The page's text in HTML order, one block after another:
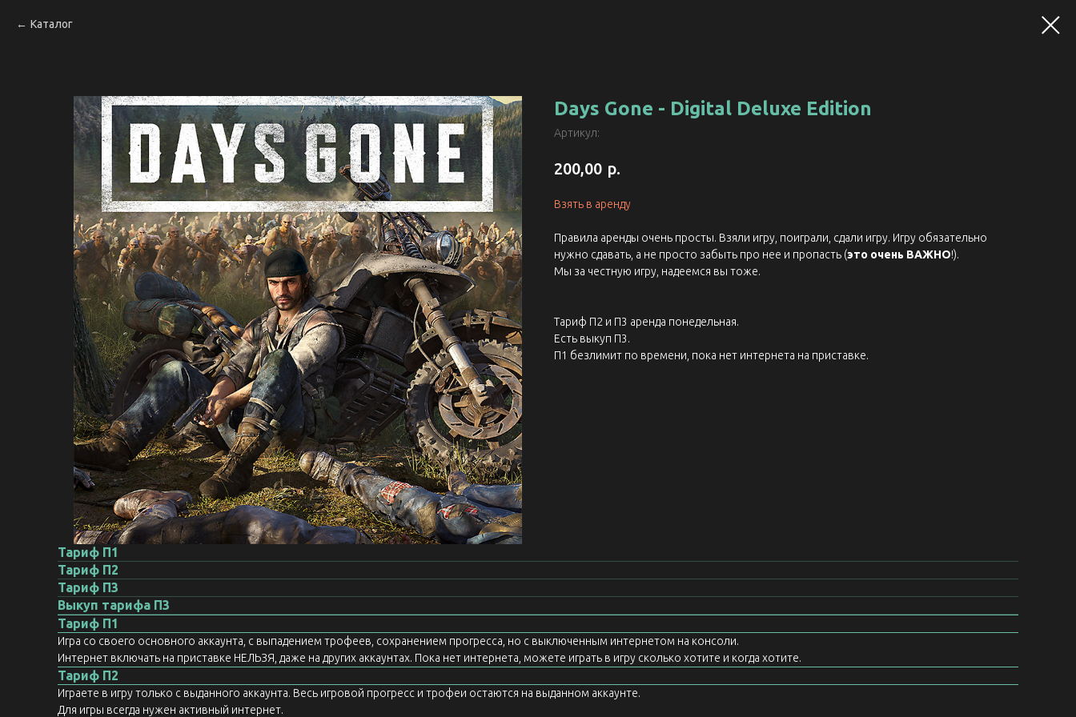
Каталог
Days Gone - Digital Deluxe Edition
Артикул:
200,00 р.
Взять в аренду
Правила аренды очень просты. Взяли игру, поиграли, сдали игру. Игру обязательно
нужно сдавать, а не просто забыть про нее и пропасть (это очень ВАЖНО!).
Мы за честную игру, надеемся вы тоже.
Тариф П2 и П3 аренда понедельная.
Есть выкуп П3.
П1 безлимит по времени, пока нет интернета на приставке.
Тариф П1
Тариф П2
Тариф П3
Выкуп тарифа П3
Тариф П1
Игра со своего основного аккаунта, с выпадением трофеев, сохранением прогресса, но с выключенным интернетом на консоли.
Интернет включать на приставке НЕЛЬЗЯ, даже на других аккаунтах. Пока нет интернета, можете играть в игру сколько хотите и когда хотите.
Тариф П2
Играете в игру только с выданного аккаунта. Весь игровой прогресс и трофеи остаются на выданном аккаунте.
Для игры всегда нужен активный интернет.